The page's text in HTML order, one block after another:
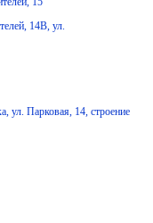
14В, ул.
ул. Парковая, 14, строение